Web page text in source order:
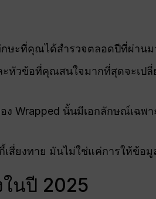
ษะที่คุณได้สำรวจตลอดปีที่ผ่านม
ะหัวข้อที่คุณสนใจมากที่สุดจะเป
ง Wrapped นั้นมีเอกลักษณ์เฉพ
เสี่ยงทาย มันไม่ใช่แค่การให้ข้
นปี 2025